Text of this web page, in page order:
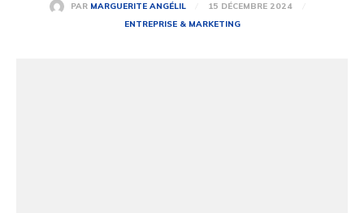
PAR MARGUERITE ANGÉLIL
15 DÉCEMBRE 2024
ENTREPRISE & MARKETING